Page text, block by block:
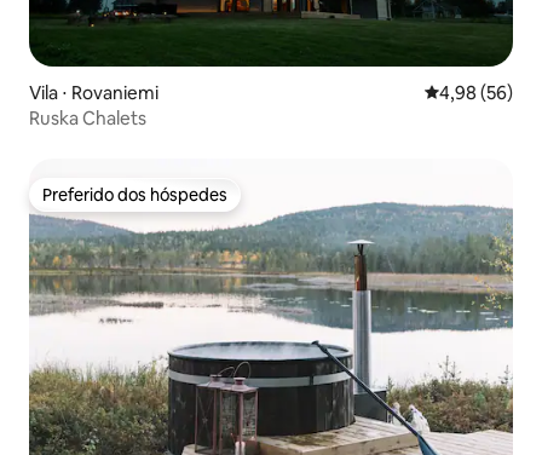
Vila ⋅ Rovaniemi 4,98 de uma
4,98 (56)
Ruska Chalets
Preferido dos hóspedes
Preferido dos hóspedes